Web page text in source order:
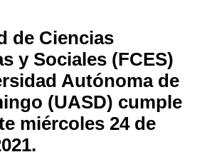
de Ciencias
y Sociales (FCES)
Autónoma de
(UASD) cumple
miércoles 24 de